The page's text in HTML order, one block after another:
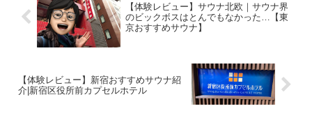
【体験レビュー】サウナ北欧｜サウナ界
のビックボスはとんでもなかった…【東
京おすすめサウナ】
【体験レビュー】新宿おすすめサウナ紹
介|新宿区役所前カプセルホテル